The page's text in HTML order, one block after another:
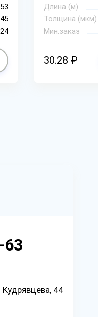
53
45
24
Длина (м)
Толщина (мкм)
Мин.заказ
30.28 ₽
63
Kyдpявцeвa, 44